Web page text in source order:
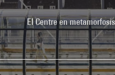
El Centre en metamorfosis